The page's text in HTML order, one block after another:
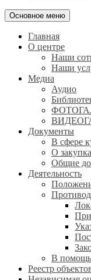
Основное меню
Главная
О центре
Наши
Наши
Медиа
Аудио
Документы
В сфере
О
Общие
Деятельность
В помощь
Реестр